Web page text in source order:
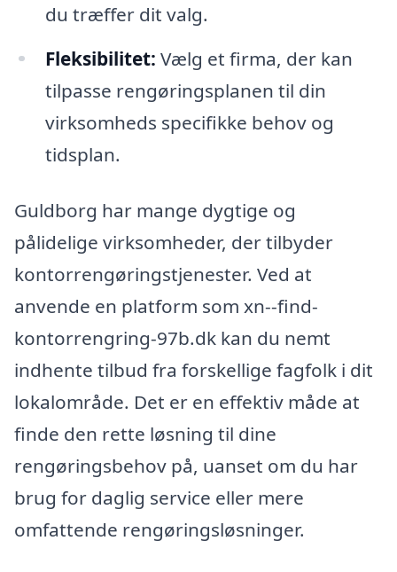
du træffer dit valg.
Fleksibilitet: Vælg et firma, der kan
tilpasse rengøringsplanen til din
virksomheds specifikke behov og
tidsplan.
Guldborg har mange dygtige og
pålidelige virksomheder, der tilbyder
kontorrengøringstjenester. Ved at
anvende en platform som xn--find-
kontorrengring-97b.dk kan du nemt
indhente tilbud fra forskellige fagfolk i dit
lokalområde. Det er en effektiv måde at
finde den rette løsning til dine
rengøringsbehov på, uanset om du har
brug for daglig service eller mere
omfattende rengøringsløsninger.